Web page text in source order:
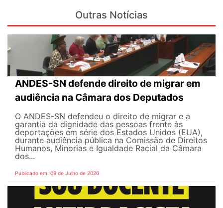
Outras Notícias
ANDES-SN defende direito de migrar em
audiência na Câmara dos Deputados
O ANDES-SN defendeu o direito de migrar e a
garantia da dignidade das pessoas frente às
deportações em série dos Estados Unidos (EUA),
durante audiência pública na Comissão de Direitos
Humanos, Minorias e Igualdade Racial da Câmara
dos...
Publicado em: 09 de Julho de 2026